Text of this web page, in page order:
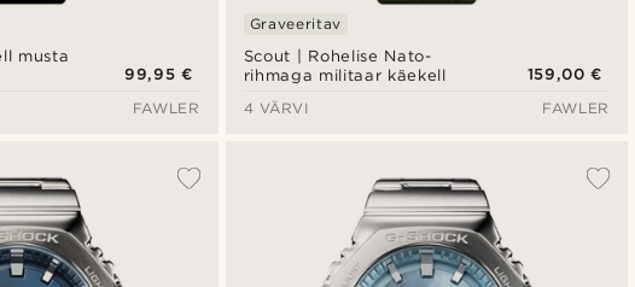
musta
99,95 €
FAWLER
Scout | Rohelise Nato-
rihmaga militaar käekell
Graveeritav
159,00 €
4 VÄRVI
FAWLER